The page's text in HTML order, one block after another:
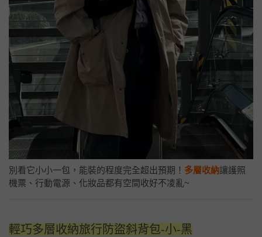
別看它小小一包，能裝的程度完全超出預期！ 多層收納讓護照
機票、行動電源、化妝品都有空間收好不凌亂~
輕巧多層收納旅行防盜斜背包-小-黑